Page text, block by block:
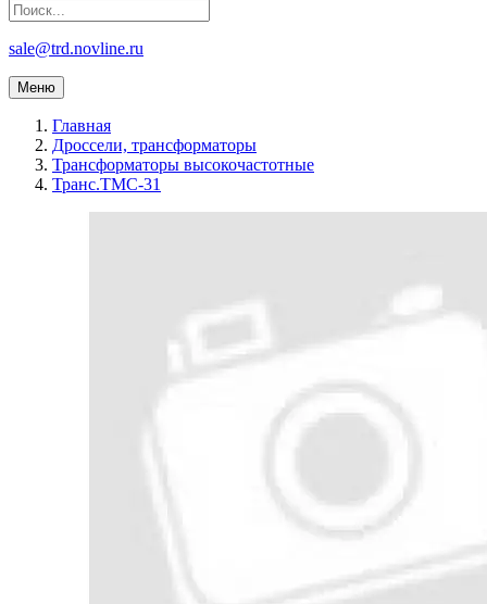
sale@trd.novline.ru
Меню
Главная
Дроссели, трансформаторы
Трансформаторы высокочастотные
Транс.ТМС-31